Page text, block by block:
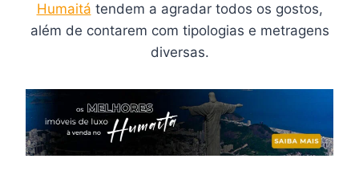
Humaitá tendem a agradar todos os gostos,
além de contarem com tipologias e metragens
diversas.